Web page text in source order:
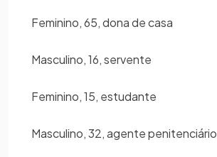
Feminino, 65, dona de casa
Masculino, 16, servente
Feminino, 15, estudante
Masculino, 32, agente penitenciário